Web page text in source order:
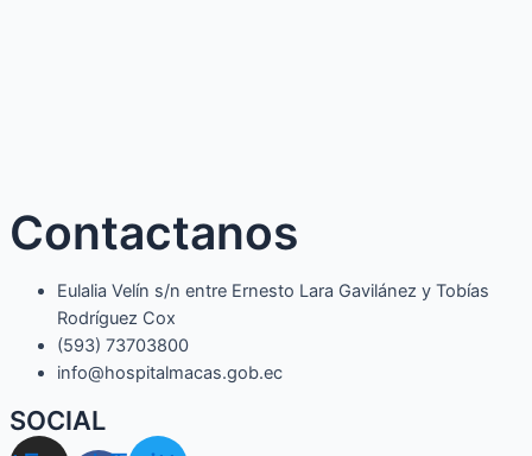
Contactanos
Eulalia Velín s/n entre Ernesto Lara Gavilánez y Tobías
Rodríguez Cox
(593) 73703800​
info@hospitalmacas.gob.ec
SOCIAL